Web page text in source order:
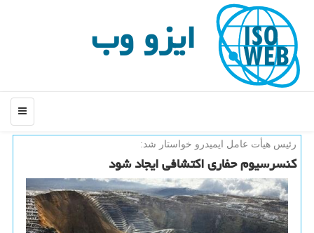
ایزو وب
منو
رئیس هیأت عامل ایمیدرو خواستار شد:
كنسرسیوم حفاری اكتشافی ایجاد شود